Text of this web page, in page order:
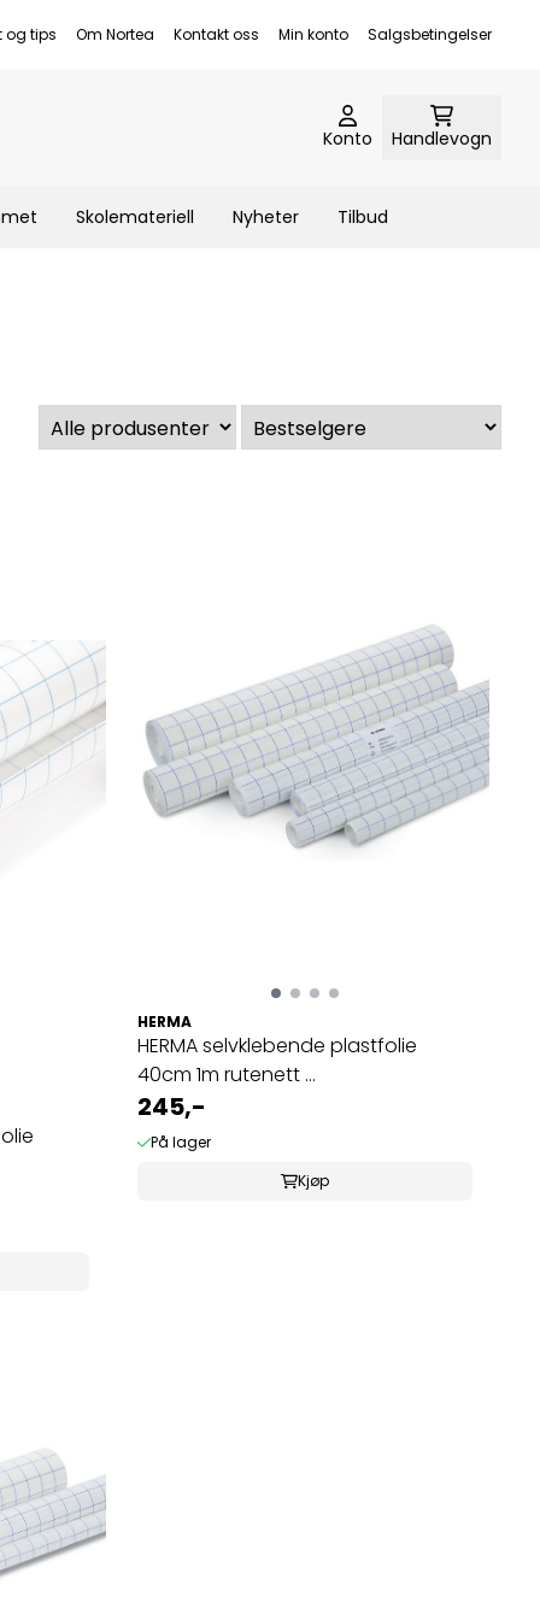
og tips Om Nortea Kontakt oss Min konto Salgsbetingelser
Konto Handlevogn
Skolemateriell Nyheter Tilbud
HERMA
HERMA selvklebende plastfolie
40cm 1m rutenett ...
245,-
På lager
Kjøp